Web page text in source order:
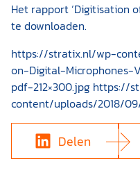
Het rapport ‘Digitisation
te downloaden.
https://stratix.nl/wp-
on-Digital-Microphones-
pdf-212×300.jpg https://
content/uploads/2018/
Delen